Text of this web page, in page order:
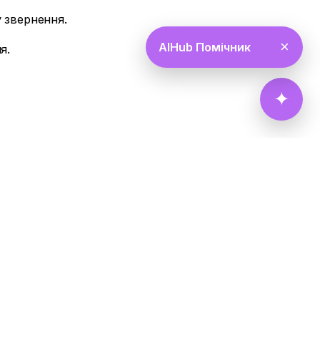
AIHub Помічник ×
✦